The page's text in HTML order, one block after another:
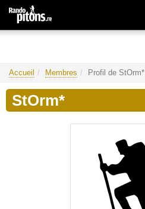
Accueil Membres Profil de StOrm*
StOrm*